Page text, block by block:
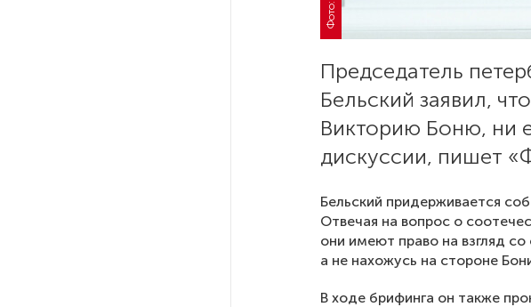
Председатель
Бельский заявил,
Викторию Боню, ни
дискуссии, пишет
Бельский придерживается
Отвечая на вопрос о
они имеют право на взгляд
а не нахожусь на стороне
В ходе брифинга он также